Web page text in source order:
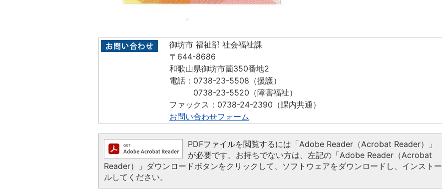
御坊市 福祉部 社会福祉課
〒644-8686
和歌山県御坊市薗350番地2
電話：0738-23-5508（援護）
0738-23-5520（障害福祉）
ファックス：0738-24-2390（課内共通）
お問い合わせフォーム
PDFファイルを閲覧するには「Adobe Reader（Acrobat Reader）」
が必要です。お持ちでない方は、左記の「Adobe Reader（Acrobat
Reader）」ダウンロードボタンをクリックして、ソフトウェアをダウンロードし、インストー
ルしてください。